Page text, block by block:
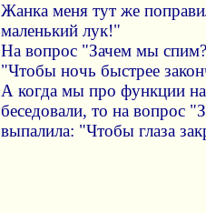
Жанка меня тут же
маленький лук!"
На вопрос "Зачем мы
"Чтобы ночь быстрее
А когда мы про функции
беседовали, то на
выпалила: "Чтобы глаза